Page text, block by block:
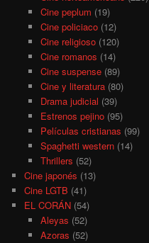
Cine peplum (19)
Cine policiaco(12)
Cine religioso(120)
Cine romanos (14)
Cine suspense(89)
Cine y literatura(80)
Drama judicial (39)
Estrenos pejino(95)
Películas cristianas (99)
Spaghetti western(14)
Thrillers (52)
Cine japonés (13)
Cine LGTB (41)
EL CORÁN (54)
Aleyas (52)
Azoras (52)